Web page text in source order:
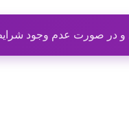
وجود شرایط مناسب از تاریخ ۲۰